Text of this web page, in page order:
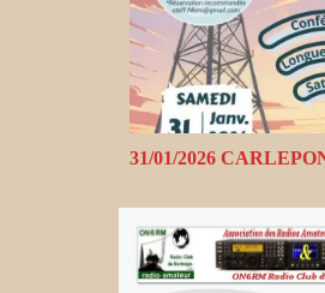
31/01/2026